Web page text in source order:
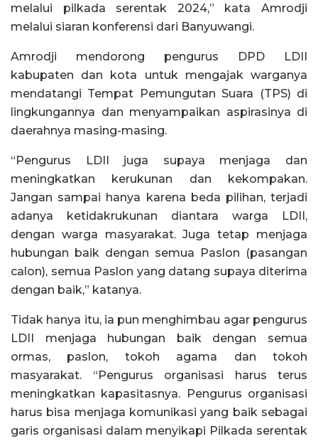
melalui pilkada serentak 2024,” kata Amrodji
melalui siaran konferensi dari Banyuwangi.
Amrodji mendorong pengurus DPD LDII
kabupaten dan kota untuk mengajak warganya
mendatangi Tempat Pemungutan Suara (TPS) di
lingkungannya dan menyampaikan aspirasinya di
daerahnya masing-masing.
“Pengurus LDII juga supaya menjaga dan
meningkatkan kerukunan dan kekompakan.
Jangan sampai hanya karena beda pilihan, terjadi
adanya ketidakrukunan diantara warga LDII,
dengan warga masyarakat. Juga tetap menjaga
hubungan baik dengan semua Paslon (pasangan
calon), semua Paslon yang datang supaya diterima
dengan baik,” katanya.
Tidak hanya itu, ia pun menghimbau agar pengurus
LDII menjaga hubungan baik dengan semua
ormas, paslon, tokoh agama dan tokoh
masyarakat. “Pengurus organisasi harus terus
meningkatkan kapasitasnya. Pengurus organisasi
harus bisa menjaga komunikasi yang baik sebagai
garis organisasi dalam menyikapi Pilkada serentak